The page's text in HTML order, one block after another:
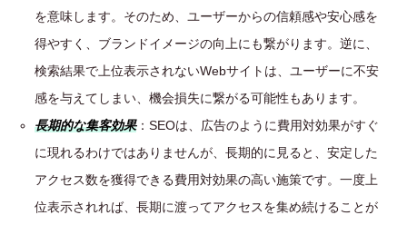
を意味します。そのため、ユーザーからの信頼感や安心感を
得やすく、ブランドイメージの向上にも繋がります。逆に、
検索結果で上位表示されないWebサイトは、ユーザーに不安
感を与えてしまい、機会損失に繋がる可能性もあります。
長期的な集客効果：SEOは、広告のように費用対効果がすぐ
に現れるわけではありませんが、長期的に見ると、安定した
アクセス数を獲得できる費用対効果の高い施策です。一度上
位表示されれば、長期に渡ってアクセスを集め続けることが